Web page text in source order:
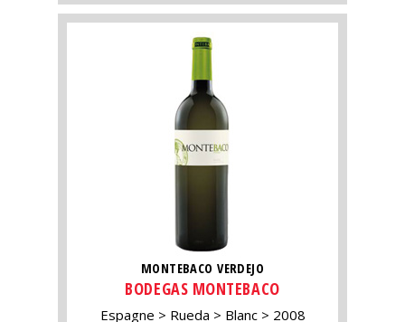
MONTEBACO VERDEJO
BODEGAS MONTEBACO
Espagne Rueda Blanc 2008